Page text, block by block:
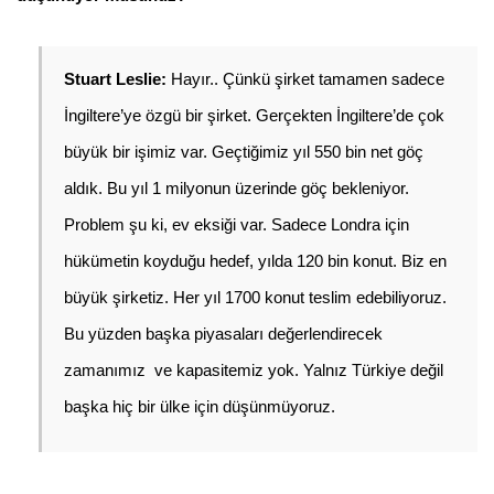
Stuart Leslie: Hayır.. Çünkü şirket tamamen sadece
İngiltere’ye özgü bir şirket. Gerçekten İngiltere’de çok
büyük bir işimiz var. Geçtiğimiz yıl 550 bin net göç
aldık. Bu yıl 1 milyonun üzerinde göç bekleniyor.
Problem şu ki, ev eksiği var. Sadece Londra için
hükümetin koyduğu hedef, yılda 120 bin konut. Biz en
büyük şirketiz. Her yıl 1700 konut teslim edebiliyoruz.
Bu yüzden başka piyasaları değerlendirecek
zamanımız  ve kapasitemiz yok. Yalnız Türkiye değil
başka hiç bir ülke için düşünmüyoruz.